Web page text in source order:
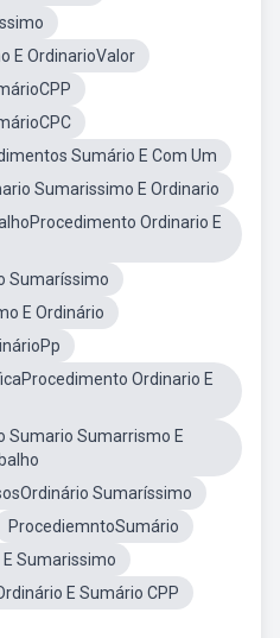
E OrdinarioValor
Sumário E Com Um
Sumarissimo E Ordinario
Ordinario E
Sumaríssimo
E Ordinário
Ordinario E
Sumario Sumarrismo E
Sumaríssimo
ProcediemntoSumário
Sumarissimo
E Sumário CPP